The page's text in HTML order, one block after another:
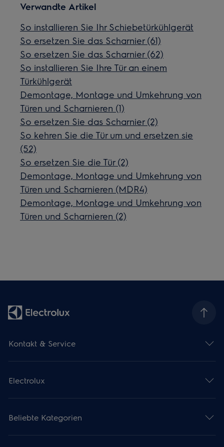
Verwandte Artikel
So installieren Sie Ihr Schiebetürkühlgerät
So ersetzen Sie das Scharnier (61)
So ersetzen Sie das Scharnier (62)
So installieren Sie Ihre Tür an einem
Türkühlgerät
Demontage, Montage und Umkehrung von
Türen und Scharnieren (1)
So ersetzen Sie das Scharnier (2)
So kehren Sie die Tür um und ersetzen sie
(52)
So ersetzen Sie die Tür (2)
Demontage, Montage und Umkehrung von
Türen und Scharnieren (MDR4)
Demontage, Montage und Umkehrung von
Türen und Scharnieren (2)
Kontakt & Service
Electrolux
Beliebte Kategorien